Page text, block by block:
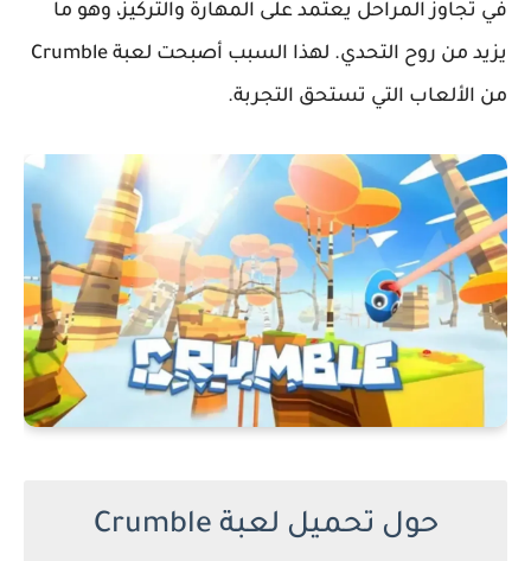
في تجاوز المراحل يعتمد على المهارة والتركيز، وهو ما
يزيد من روح التحدي. لهذا السبب أصبحت لعبة Crumble
من الألعاب التي تستحق التجربة.
حول تحميل لعبة Crumble